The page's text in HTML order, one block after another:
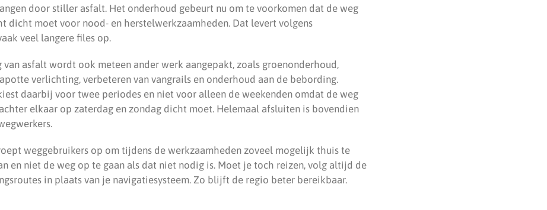
door stiller asfalt. Het onderhoud gebeurt nu om te voorkomen dat de weg
dicht moet voor nood- en herstelwerkzaamheden. Dat levert volgens
veel langere files op.
van asfalt wordt ook meteen ander werk aangepakt, zoals groenonderhoud,
verlichting, verbeteren van vangrails en onderhoud aan de bebording.
daarbij voor twee periodes en niet voor alleen de weekenden omdat de weg
elkaar op zaterdag en zondag dicht moet. Helemaal afsluiten is bovendien
weggebruikers op om tijdens de werkzaamheden zoveel mogelijk thuis te
en niet de weg op te gaan als dat niet nodig is. Moet je toch reizen, volg altijd de
in plaats van je navigatiesysteem. Zo blijft de regio beter bereikbaar.